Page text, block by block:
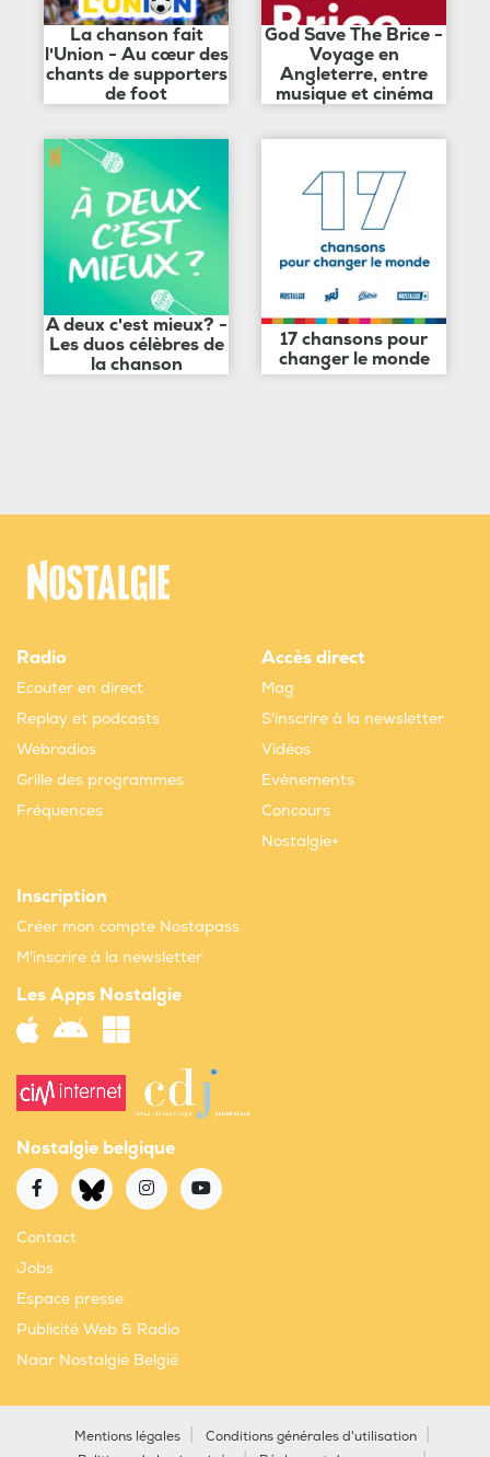
La chanson fait
l'Union - Au cœur des
chants de supporters
de foot
God Save The Brice -
Voyage en
Angleterre, entre
musique et cinéma
A deux c'est mieux? -
Les duos célèbres de
la chanson
17 chansons pour
changer le monde
Radio
Ecouter en direct
Replay et podcasts
Webradios
Grille des programmes
Fréquences
Accès direct
Mag
S'inscrire à la newsletter
Vidéos
Evènements
Concours
Nostalgie+
Inscription
Créer mon compte Nostapass
M'inscrire à la newsletter
Les Apps Nostalgie
Nostalgie belgique
Contact
Jobs
Espace presse
Publicité Web & Radio
Naar Nostalgie België
Mentions légales
Conditions générales d'utilisation